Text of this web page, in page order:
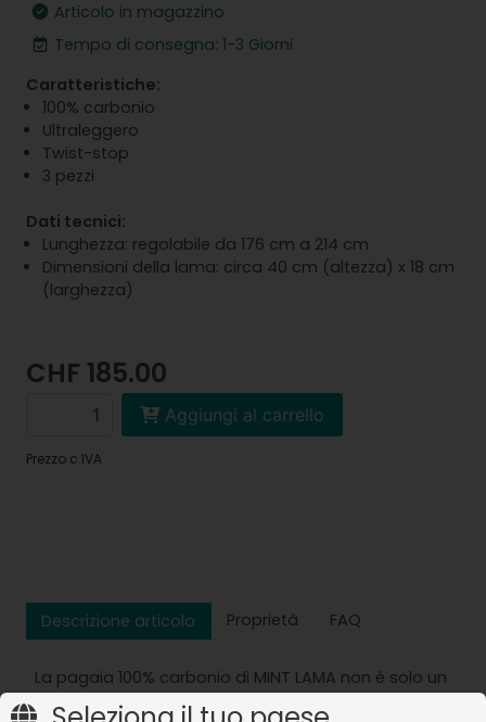
Articolo in magazzino
Tempo di consegna: 1-3 Giorni
Caratteristiche:
100% carbonio
Ultraleggero
Twist-stop
3 pezzi
Dati tecnici:
Lunghezza: regolabile da 176 cm a 214 cm
Dimensioni della lama: circa 40 cm (altezza) x 18 cm
(larghezza)
CHF 185.00
Aggiungi al carrello
Prezzo c.IVA
Descrizione articolo Proprietà FAQ
La pagaia 100% carbonio di MINT LAMA non è solo un
accessorio, ma un compagno indispensabile per